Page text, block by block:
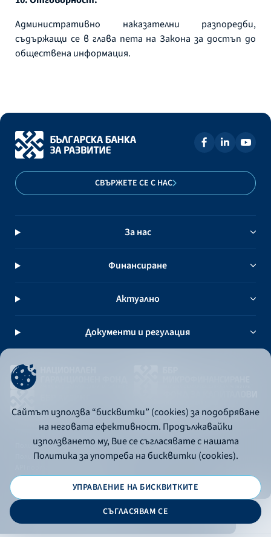
Административно наказателни разпоредби,
съдържащи се в глава пета на Закона за достъп до
обществена информация.
СВЪРЖЕТЕ СЕ С НАС
За нас
Финансиране
Актуално
Документи и регулация
Политика за употреба на бисквитки
Политика за поверителност
© 2026 - Българска банка за развитие
Сайтът използва “бисквитки” (cookies) за подобряване
на неговата ефективност. Продължавайки
използването му, Вие се съгласявате с нашата
Политика за употреба на бисквитки (cookies).
УПРАВЛЕНИЕ НА БИСКВИТКИТЕ
СЪГЛАСЯВАМ СЕ